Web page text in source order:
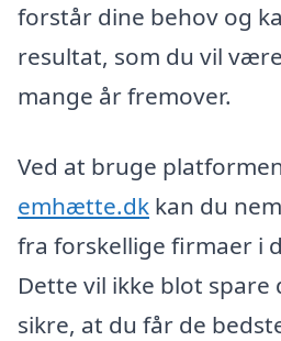
forstår dine behov og
resultat, som du vil
mange år fremover.
Ved at bruge
emhætte.dk kan du
fra forskellige firmaer i
Dette vil ikke blot spare
sikre, at du får de